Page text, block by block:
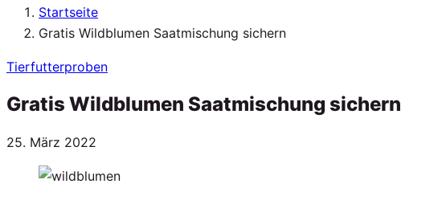
Startseite
Gratis Wildblumen Saatmischung sichern
Tierfutterproben
Gratis Wildblumen Saatmischung sichern
Veröffentlicht
25. März 2022